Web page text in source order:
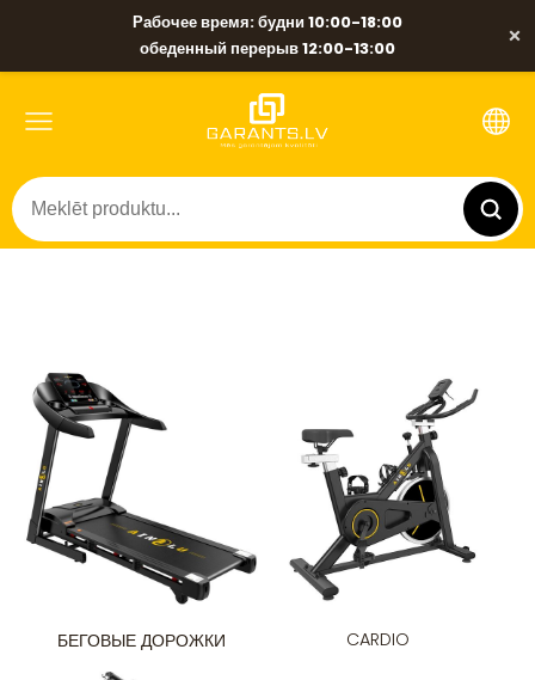
Рабочее время: будни 10:00-18:00
обеденный перерыв 12:00-13:00
×
БЕГОВЫЕ ДОРОЖКИ CARDIO